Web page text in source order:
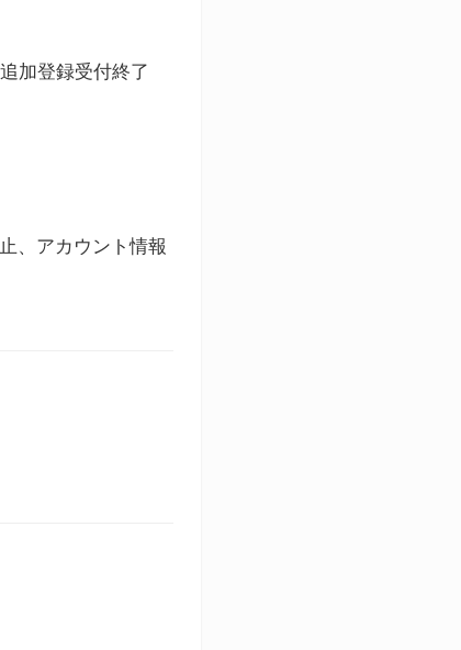
加登録受付終了
、アカウント情報